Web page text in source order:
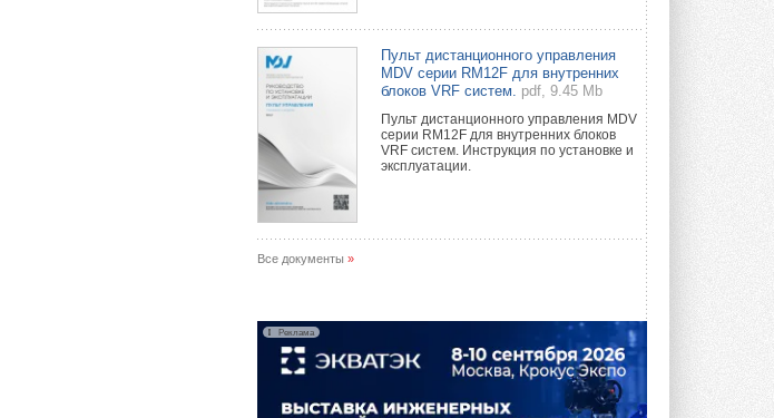
Пульт дистанционного управления
MDV серии RM12F для внутренних
блоков VRF систем.
pdf, 9.45 Mb
Пульт дистанционного управления MDV
серии RM12F для внутренних блоков
VRF систем. Инструкция по установке и
эксплуатации.
Все документы »
Реклама